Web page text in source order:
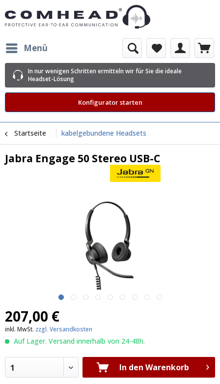
Menü
In nur wenigen Schritten ermitteln wir für Sie die ideale
Headset-Lösung
Konfigurator starten
Startseite kabelgebundene Headsets
Jabra Engage 50 Stereo USB-C
207,00 €
inkl. MwSt. zzgl. Versandkosten
Auf Lager. Versand innerhalb von 24-48h.
1 In den Warenkorb